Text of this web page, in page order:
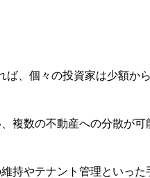
、個々の投資家は少額か
数の不動産への分散が可
持やテナント管理といった